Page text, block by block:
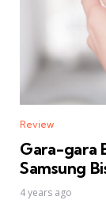
Review
Gara-gara
Samsung
4 years ago